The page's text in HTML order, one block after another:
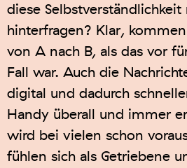
diese Selbstverständlichkeit
hinterfragen? Klar,
von A nach B, als das vor
Fall war. Auch die
digital und dadurch
Handy überall und immer
wird bei vielen schon
fühlen sich als Getriebene